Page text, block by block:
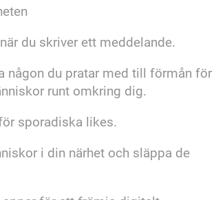
du skriver ett meddelande.
någon du pratar med till förmån för
runt omkring dig.
sporadiska likes.
i din närhet och släppa de